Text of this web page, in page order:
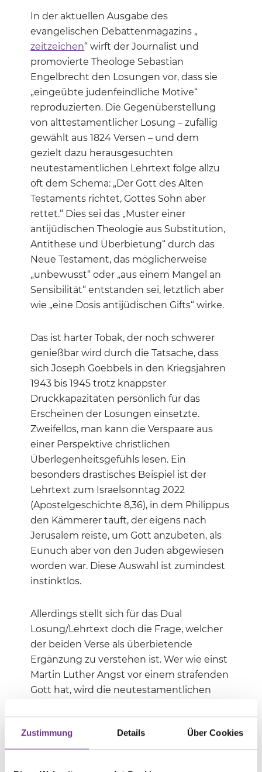
Zustimmung Details Über Cookies
In der aktuellen Ausgabe des
evangelischen Debattenmagazins „
zeitzeichen“ wirft der Journalist und
promovierte Theologe Sebastian
Engelbrecht den Losungen vor, dass sie
„eingeübte judenfeindliche Motive“
reproduzierten. Die Gegenüberstellung
von alttestamentlicher Losung – zufällig
gewählt aus 1824 Versen – und dem
gezielt dazu herausgesuchten
neutestamentlichen Lehrtext folge allzu
oft dem Schema: „Der Gott des Alten
Testaments richtet, Gottes Sohn aber
rettet.“ Dies sei das „Muster einer
antijüdischen Theologie aus Substitution,
Antithese und Überbietung“ durch das
Neue Testament, das möglicherweise
„unbewusst“ oder „aus einem Mangel an
Sensibilität“ entstanden sei, letztlich aber
wie „eine Dosis antijüdischen Gifts“ wirke.
Das ist harter Tobak, der noch schwerer
genießbar wird durch die Tatsache, dass
sich Joseph Goebbels in den Kriegsjahren
1943 bis 1945 trotz knappster
Druckkapazitäten persönlich für das
Erscheinen der Losungen einsetzte.
Zweifellos, man kann die Verspaare aus
einer Perspektive christlichen
Überlegenheitsgefühls lesen. Ein
besonders drastisches Beispiel ist der
Lehrtext zum Israelsonntag 2022
(Apostelgeschichte 8,36), in dem Philippus
den Kämmerer tauft, der eigens nach
Jerusalem reiste, um Gott anzubeten, als
Eunuch aber von den Juden abgewiesen
worden war. Diese Auswahl ist zumindest
instinktlos.
Allerdings stellt sich für das Dual
Losung/Lehrtext doch die Frage, welcher
der beiden Verse als überbietende
Ergänzung zu verstehen ist. Wer wie einst
Martin Luther Angst vor einem strafenden
Gott hat, wird die neutestamentlichen
Balsam aufsaugen. Aber gilt das auch für
Christinnen und Christen in einer
säkularisierten Gesellschaft, die angesichts